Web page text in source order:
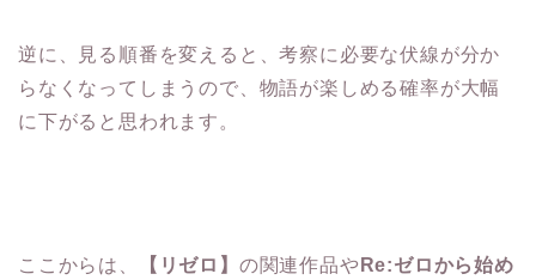
逆に、見る順番を変えると、考察に必要な伏線が分か
らなくなってしまうので、物語が楽しめる確率が大幅
に下がると思われます。
ここからは、 【リゼロ】 の関連作品や Re:ゼロから始め